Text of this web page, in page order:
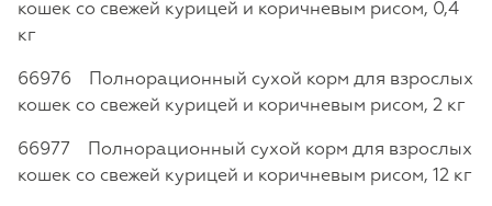
кошек со свежей курицей и коричневым рисом, 0,4
кг
66976 Полнорационный сухой корм для взрослых
кошек со свежей курицей и коричневым рисом, 2 кг
66977 Полнорационный сухой корм для взрослых
кошек со свежей курицей и коричневым рисом, 12 кг